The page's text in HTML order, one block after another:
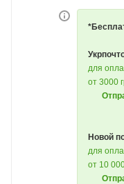
для
от 3000
Новой
для
от 10